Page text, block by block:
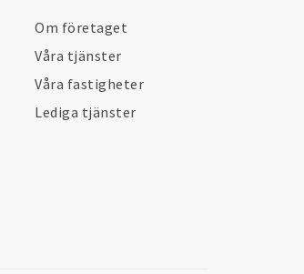
Om företaget
Våra tjänster
Våra fastigheter
Lediga tjänster